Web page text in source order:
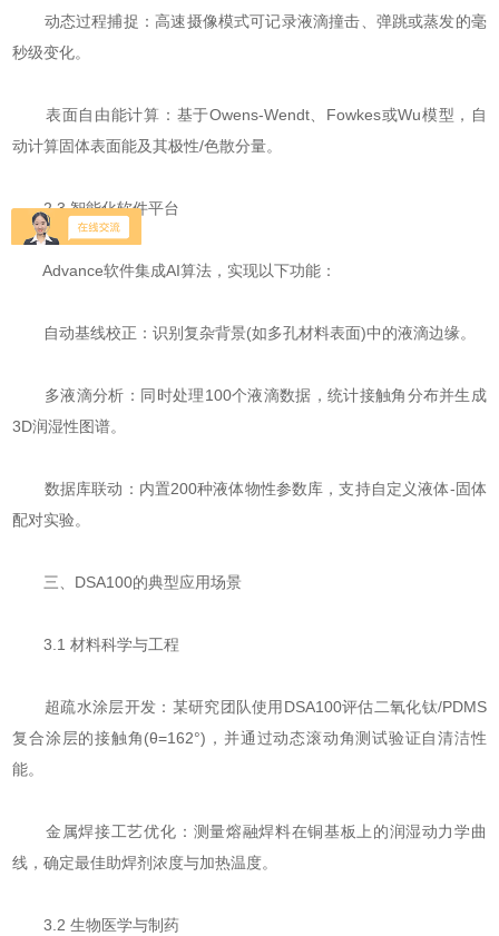
​​动态过程捕捉​​：高速摄像模式可记录液滴撞击、弹跳或蒸发的毫
秒级变化。
​​表面自由能计算​​：基于Owens-Wendt、Fowkes或Wu模型，自
动计算固体表面能及其极性/色散分量。
2.3 智能化软件平台
Advance软件集成AI算法，实现以下功能：
​​自动基线校正​​：识别复杂背景(如多孔材料表面)中的液滴边缘。
​​多液滴分析​​：同时处理100个液滴数据，统计接触角分布并生成
3D润湿性图谱。
​​数据库联动​​：内置200种液体物性参数库，支持自定义液体-固体
配对实验。
三、DSA100的典型应用场景
3.1 材料科学与工程
​​超疏水涂层开发​​：某研究团队使用DSA100评估二氧化钛/PDMS
复合涂层的接触角(θ=162°)，并通过动态滚动角测试验证自清洁性
能。
​​金属焊接工艺优化​​：测量熔融焊料在铜基板上的润湿动力学曲
线，确定最佳助焊剂浓度与加热温度。
3.2 生物医学与制药